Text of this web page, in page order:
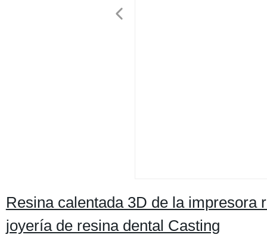
Resina calentada 3D de la
joyería de resina dental Casting